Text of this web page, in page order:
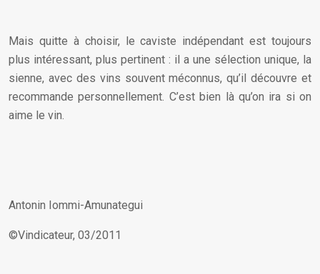
Mais quitte à choisir, le caviste indépendant est toujours
plus intéressant, plus pertinent : il a une sélection unique, la
sienne, avec des vins souvent méconnus, qu’il découvre et
recommande personnellement. C’est bien là qu’on ira si on
aime le vin.
Antonin Iommi-Amunategui
©Vindicateur, 03/2011